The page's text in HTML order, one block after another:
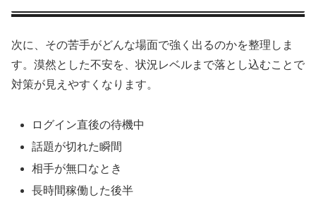
次に、その苦手がどんな場面で強く出るのかを整理しま
す。漠然とした不安を、状況レベルまで落とし込むことで
対策が見えやすくなります。
ログイン直後の待機中
話題が切れた瞬間
相手が無口なとき
長時間稼働した後半